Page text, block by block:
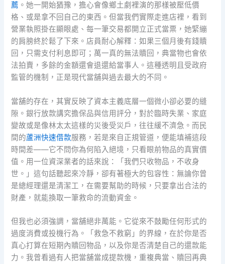
薦 。她一開始猶豫，擔心會像鄉土劇裡演的那樣被壓低價
格、或是拿不回自己的東西。但當我們實際走進店裡，看到
營業執照掛在顯眼處、每一筆交易都開立正式當票，她緊繃
的肩膀終於鬆了下來。店員耐心解釋：如果三個月後有錢贖
回，只需支付利息即可；萬一真的無法贖回，典當物也會依
法拍賣，多餘的金額還會退還給當事人。這種透明且受政府
監管的機制，正是現代當舖與過去最大的不同。
當舖的存在，其實反映了資本主義底層一個微小卻必要的縫
隙。銀行放款講究擔保品與信用評分，對於臨時失業、家庭
變故或是像林太太這樣的災後受災戶，往往緩不濟急。而民
間的蘆洲快速借款服務，若是來自正規管道，便能填補這段
時間差——它不問你為何陷入絕境，只看眼前物品的真實價
值。用一位資深業者的話來說：「我們只收物品，不收身
世。」這句話聽起來冷靜，卻有著極大的包容性：無論你曾
是總經理還是清潔工，在需要幫助的時候，只要拿出合法的
財產，就能換取一筆救命的流動資金。
但我也必須強調，當舖絕非萬能。它從來不鼓勵任何形式的
過度消費或投機行為。「救急不救窮」的界線，在於你是否
真心打算在短期內贖回物品，以及你是否清楚自己的還款能
力。我曾看過有人把當舖當成提款機，重複典當、贖回再典